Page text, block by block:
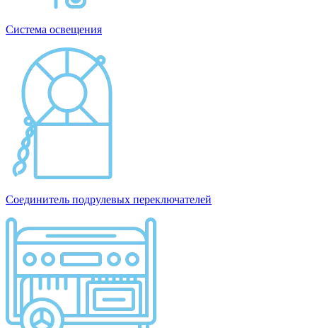
Система освещения
Соединитель подрулевых переключателей